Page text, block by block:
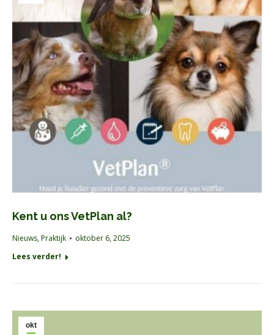
Kent u ons VetPlan al?
Nieuws,Praktijk
oktober 6, 2025
Lees verder!
okt